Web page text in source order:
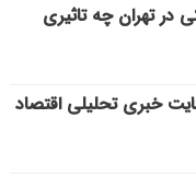
در تهران چه تاثیری
خبری تحلیلی اقتصاد